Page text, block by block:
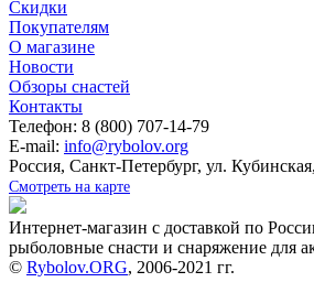
Скидки
Покупателям
О магазине
Новости
Обзоры снастей
Контакты
Телефон: 8 (800) 707-14-79
E-mail: info@rybolov.org
Россия, Санкт-Петербург, ул.
Смотреть на карте
Интернет-магазин с доставкой по
рыболовные снасти и снаряжение для
© Rybolov.ORG, 2006-2021 гг.